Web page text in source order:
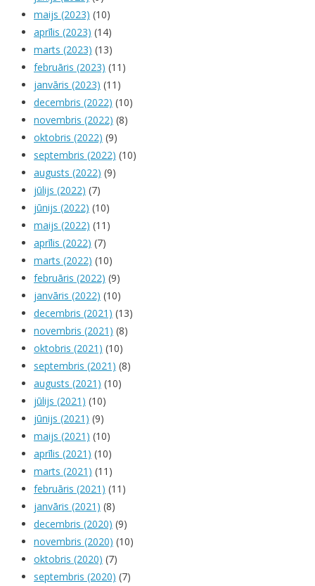
maijs (2023) (10)
aprīlis (2023) (14)
marts (2023) (13)
februāris (2023) (11)
janvāris (2023) (11)
decembris (2022) (10)
novembris (2022) (8)
oktobris (2022) (9)
septembris (2022) (10)
augusts (2022) (9)
jūlijs (2022) (7)
jūnijs (2022) (10)
maijs (2022) (11)
aprīlis (2022) (7)
marts (2022) (10)
februāris (2022) (9)
janvāris (2022) (10)
decembris (2021) (13)
novembris (2021) (8)
oktobris (2021) (10)
septembris (2021) (8)
augusts (2021) (10)
jūlijs (2021) (10)
jūnijs (2021) (9)
maijs (2021) (10)
aprīlis (2021) (10)
marts (2021) (11)
februāris (2021) (11)
janvāris (2021) (8)
decembris (2020) (9)
novembris (2020) (10)
oktobris (2020) (7)
septembris (2020) (7)